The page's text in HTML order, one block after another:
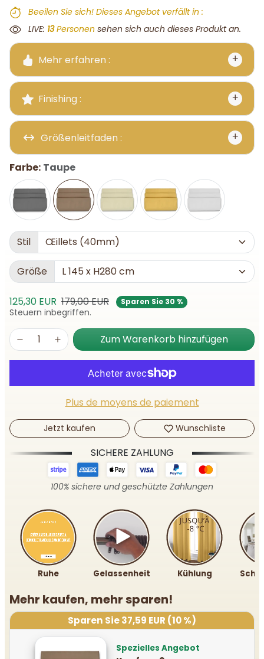
Beeilen Sie sich! Dieses Angebot verfällt in :
Verfällt in:
LIVE: 10 Personen sehen sich auch dieses Produkt an.
Mehr erfahren :
Finishing :
Größenleitfaden :
Farbe: Taupe
Stil
Größe
Verkaufspreis
125,30 EUR Normalpreis
179,00 EUR Sparen Sie 30 %
Steuern inbegriffen.
Zum Warenkorb hinzufügen
Plus de moyens de paiement
Jetzt kaufen Wunschliste
SICHERE ZAHLUNG
100% sichere und geschützte Zahlungen
Ruhe Gelassenheit Kühlung
Mehr kaufen, mehr sparen!
Sparen Sie 37,59 EUR (10 %)
Spezielles Angebot